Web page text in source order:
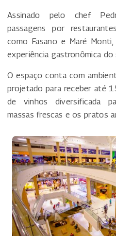
Assinado pelo chef
passagens por
como Fasano e Maré
experiência gastronômica do
O espaço conta com
projetado para receber até
de vinhos diversificada
massas frescas e os pratos